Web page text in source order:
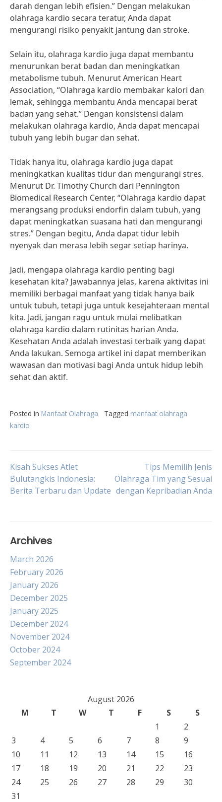
darah dengan lebih efisien.” Dengan melakukan
olahraga kardio secara teratur, Anda dapat
mengurangi risiko penyakit jantung dan stroke.
Selain itu, olahraga kardio juga dapat membantu
menurunkan berat badan dan meningkatkan
metabolisme tubuh. Menurut American Heart
Association, “Olahraga kardio membakar kalori dan
lemak, sehingga membantu Anda mencapai berat
badan yang sehat.” Dengan konsistensi dalam
melakukan olahraga kardio, Anda dapat mencapai
tubuh yang lebih bugar dan sehat.
Tidak hanya itu, olahraga kardio juga dapat
meningkatkan kualitas tidur dan mengurangi stres.
Menurut Dr. Timothy Church dari Pennington
Biomedical Research Center, “Olahraga kardio dapat
merangsang produksi endorfin dalam tubuh, yang
dapat meningkatkan suasana hati dan mengurangi
stres.” Dengan begitu, Anda dapat tidur lebih
nyenyak dan merasa lebih segar setiap harinya.
Jadi, mengapa olahraga kardio penting bagi
kesehatan kita? Jawabannya jelas, karena aktivitas ini
memiliki berbagai manfaat yang tidak hanya baik
untuk tubuh, tetapi juga untuk kesejahteraan mental
kita. Jadi, jangan ragu untuk mulai melibatkan
olahraga kardio dalam rutinitas harian Anda.
Kesehatan Anda adalah investasi terbaik yang dapat
Anda lakukan. Semoga artikel ini dapat memberikan
wawasan dan motivasi bagi Anda untuk hidup lebih
sehat dan aktif.
Posted in Manfaat Olahraga Tagged manfaat olahraga
kardio
Post
navigation
Kisah Sukses Atlet
Bulutangkis Indonesia:
Berita Terbaru dan Update
Tips Memilih Jenis
Olahraga Tim yang Sesuai
dengan Kepribadian Anda
Archives
March 2026
February 2026
January 2026
December 2025
January 2025
December 2024
November 2024
October 2024
September 2024
August 2026
M
T W T F S
S
1
2
3
4 5 6 7 8
9
10
11 12 13 14 15
16
17
18 19 20 21 22
23
24
25 26 27 28 29
30
31